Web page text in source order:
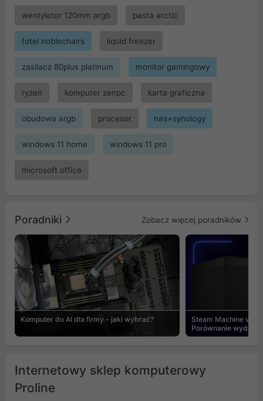
wentylator 120mm argb pasta arctic
fotel noblechairs liquid freezer
zasilacz 80plus platinum monitor gamingowy
ryzen komputer zenpc karta graficzna
obudowa argb procesor nas+synology
windows 11 home windows 11 pro
microsoft office
Poradniki Zobacz więcej poradników
Komputer do AI dla firmy - jaki wybrać?
Steam Machine vs
Porównanie
Internetowy sklep komputerowy
Proline